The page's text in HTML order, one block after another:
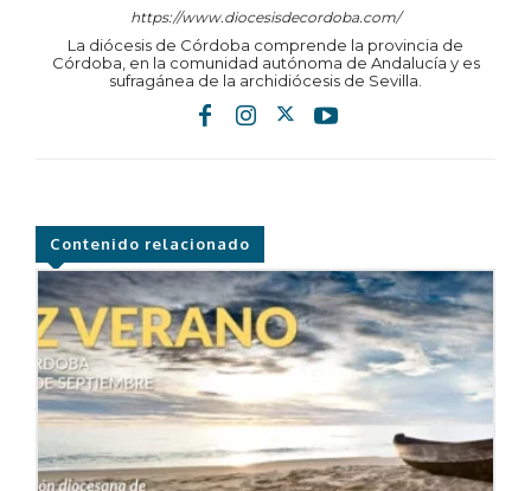
https://www.diocesisdecordoba.com/
La diócesis de Córdoba comprende la provincia de
Córdoba, en la comunidad autónoma de Andalucía y es
sufragánea de la archidiócesis de Sevilla.
Contenido relacionado